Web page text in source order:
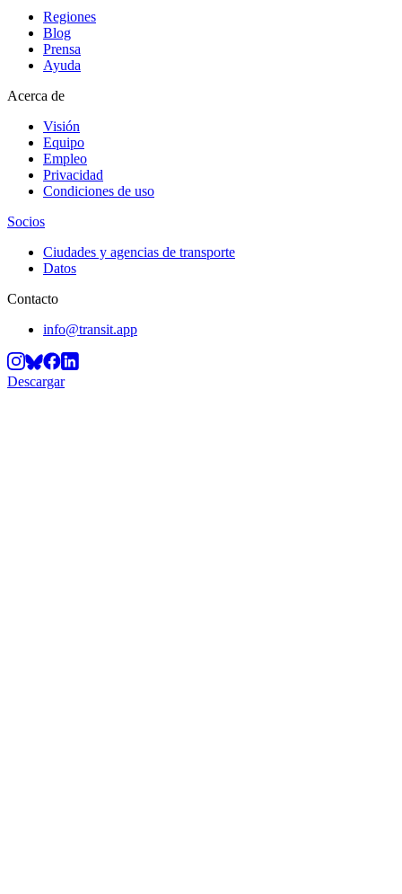
Regiones
Blog
Prensa
Ayuda
Acerca de
Visión
Equipo
Empleo
Privacidad
Condiciones de uso
Socios
Ciudades y agencias de transporte
Datos
Contacto
info@transit.app
Descargar